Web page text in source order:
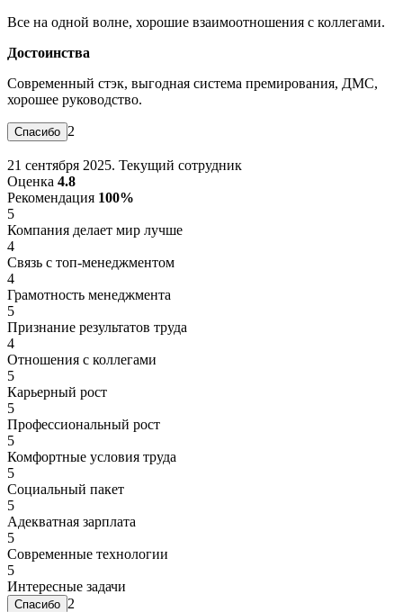
Все на одной волне, хорошие взаимоотношения с коллегами.
Достоинства
Современный стэк, выгодная система премирования, ДМС,
хорошее руководство.
2
21 сентября 2025. Текущий сотрудник
Оценка 4.8
Рекомендация 100%
5
Компания делает мир лучше
4
Связь с топ-менеджментом
4
Грамотность менеджмента
5
Признание результатов труда
4
Отношения с коллегами
5
Карьерный рост
5
Профессиональный рост
5
Комфортные условия труда
5
Социальный пакет
5
Адекватная зарплата
5
Современные технологии
5
Интересные задачи
2